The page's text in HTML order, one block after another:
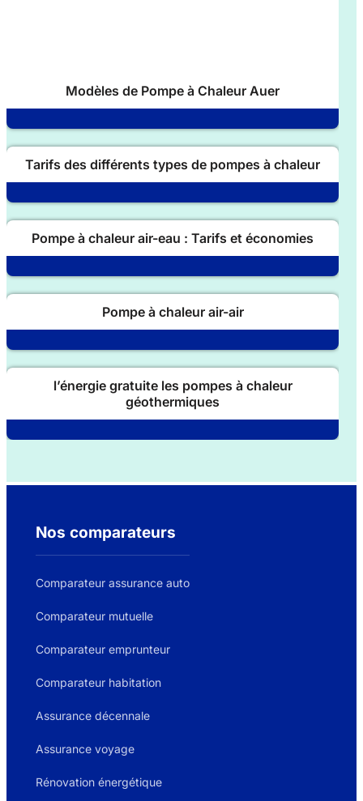
Modèles de Pompe à Chaleur Auer
Tarifs des différents types de pompes à chaleur
Pompe à chaleur air-eau : Tarifs et économies
Pompe à chaleur air-air
l’énergie gratuite les pompes à chaleur
géothermiques
Nos comparateurs
Comparateur assurance auto
Comparateur mutuelle
Comparateur emprunteur
Comparateur habitation
Assurance décennale
Assurance voyage
Rénovation énergétique